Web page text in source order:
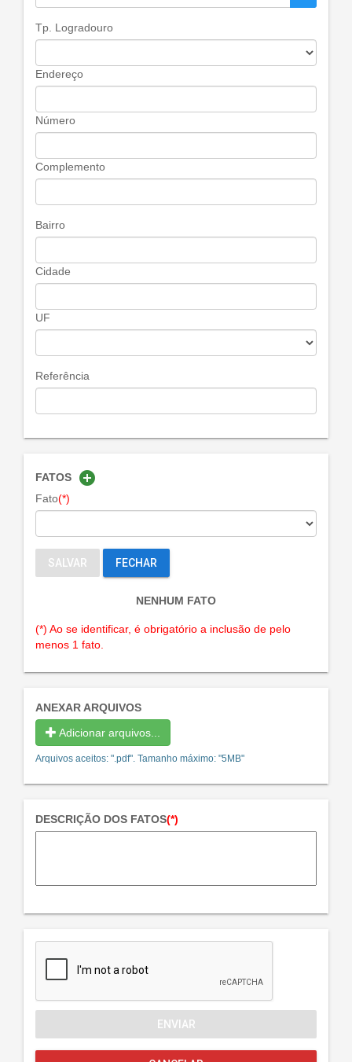
Tp. Logradouro
Endereço
Número
Complemento
Bairro
Cidade
UF
Referência
FATOS add_circle
Fato(*)
SALVAR FECHAR
NENHUM FATO
(*) Ao se identificar, é obrigatório a inclusão de pelo
menos 1 fato.
ANEXAR ARQUIVOS
Adicionar arquivos...
Arquivos aceitos: ".pdf". Tamanho máximo: "5MB"
DESCRIÇÃO DOS FATOS(*)
ENVIAR